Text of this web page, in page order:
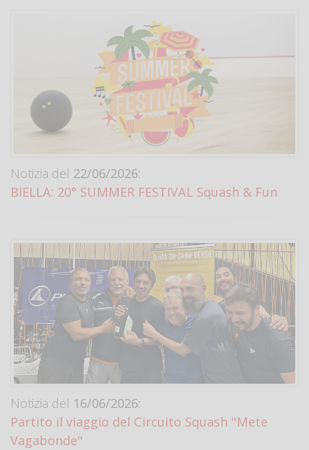
Notizia del 22/06/2026:
BIELLA: 20° SUMMER FESTIVAL Squash & Fun
Notizia del 16/06/2026:
Partito il viaggio del Circuito Squash "Mete
Vagabonde"